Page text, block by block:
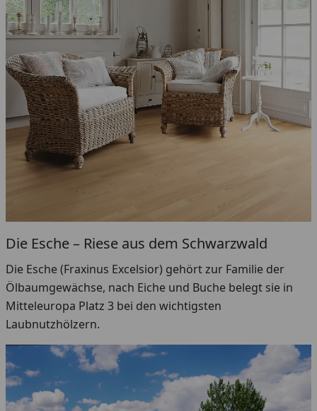
Die Esche – Riese aus dem Schwarzwald
Die Esche (Fraxinus Excelsior) gehört zur Familie der
Ölbaumgewächse, nach Eiche und Buche belegt sie in
Mitteleuropa Platz 3 bei den wichtigsten
Laubnutzhölzern.